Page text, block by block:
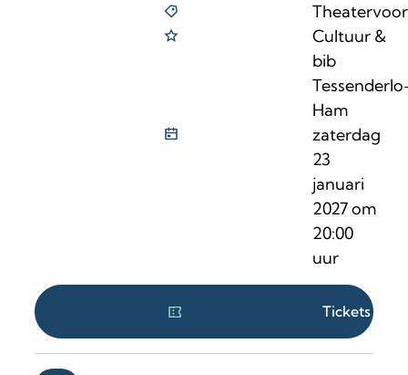
Cultuur &
bib
Ham
zaterdag
23
januari
2027om
20:00
uur
Tickets